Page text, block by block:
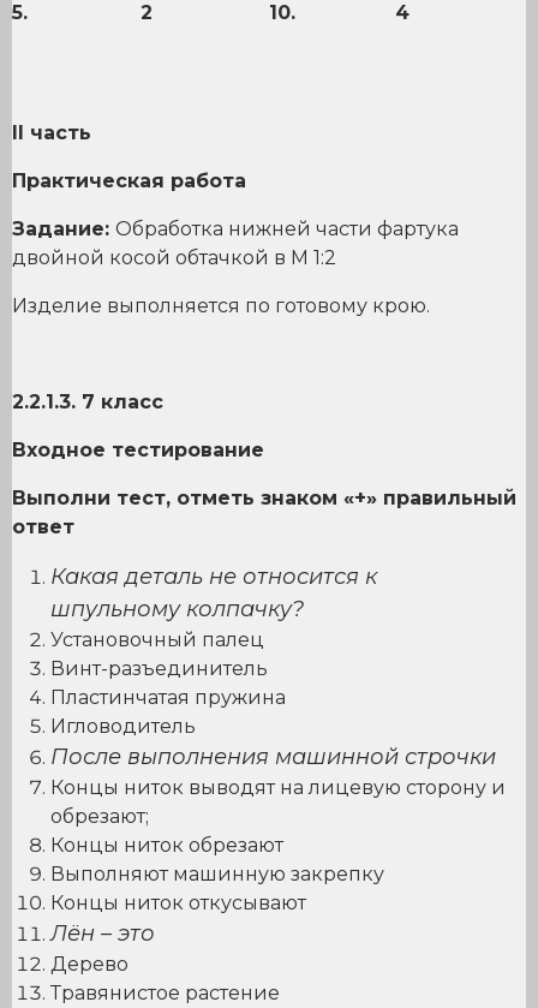
5. 2 10. 4
часть
Практическая работа
Задание: Обработка нижней части фартука
двойной косой обтачкой в М 1:2
Изделие выполняется по готовому крою.
2.2.1.3. 7 класс
Входное тестирование
Выполни тест, отметь знаком «+» правильный
ответ
Какая деталь не относится к
шпульному колпачку?
Установочный палец
Винт-разъединитель
Пластинчатая пружина
Игловодитель
После выполнения машинной строчки
Концы ниток выводят на лицевую сторону и
обрезают;
Концы ниток обрезают
Выполняют машинную закрепку
Концы ниток откусывают
Лён – это
Дерево
Травянистое растение